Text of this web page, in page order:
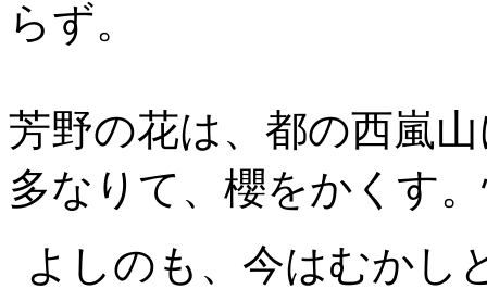
らず。
芳野の花は、都の西嵐
多なりて、櫻をかくす
よしのも、今はむかし